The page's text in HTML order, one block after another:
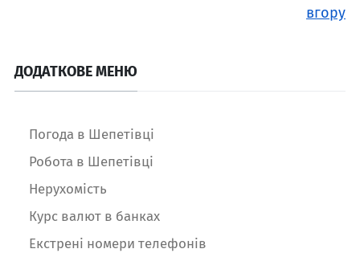
вгору
ДОДАТКОВЕ МЕНЮ
Погода в Шепетівці
Робота в Шепетівці
Нерухомість
Курс валют в банках
Екстрені номери телефонів